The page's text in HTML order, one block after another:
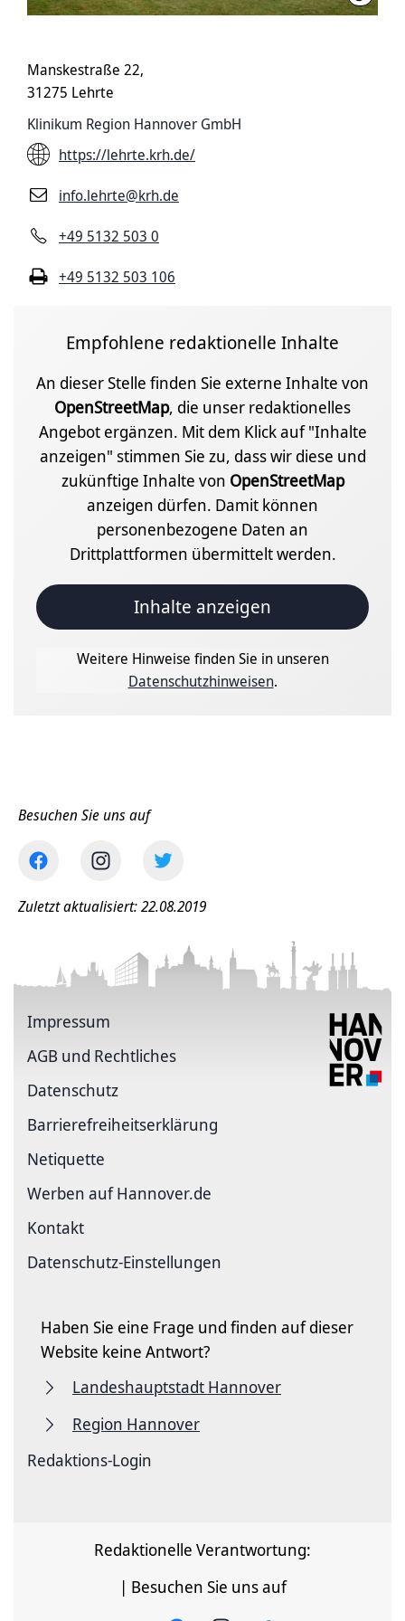
Manskestraße 22,
31275 Lehrte
Klinikum Region Hannover GmbH
https://lehrte.krh.de/
info.lehrte@krh.de
+49 5132 503 0
+49 5132 503 106
Empfohlene redaktionelle Inhalte
An dieser Stelle finden Sie externe Inhalte von
OpenStreetMap, die unser redaktionelles
Angebot ergänzen. Mit dem Klick auf "Inhalte
anzeigen" stimmen Sie zu, dass wir diese und
zukünftige Inhalte von OpenStreetMap
anzeigen dürfen. Damit können
personenbezogene Daten an
Drittplattformen übermittelt werden.
Inhalte anzeigen
Weitere Hinweise finden Sie in unseren
Datenschutzhinweisen.
Besuchen Sie uns auf
Zuletzt aktualisiert: 22.08.2019
Impressum
AGB und Rechtliches
Datenschutz
Barriere­freiheits­erklärung
Netiquette
Werben auf Hannover.de
Kontakt
Datenschutz-Einstellungen
Haben Sie eine Frage und finden auf dieser
Website keine Antwort?
Landeshauptstadt Hannover
Region Hannover
Redaktions-Login
Redaktionelle Verantwortung:
| Besuchen Sie uns auf